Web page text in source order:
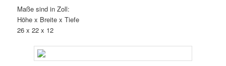
Maße sind in Zoll:
Höhe x Breite x Tiefe
26 x 22 x 12